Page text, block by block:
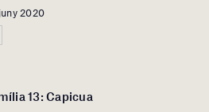
2020
13: Capicua